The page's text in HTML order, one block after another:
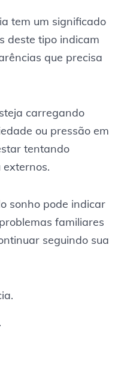
tem um significado
deste tipo indicam
que precisa
carregando
ou pressão em
tentando
sonho pode indicar
familiares
seguindo sua